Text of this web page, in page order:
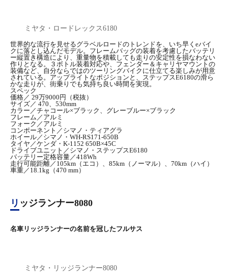
ミヤタ・ロードレックス6180
世界的な流行を見せるグラベルロードのトレンドを、いち早くeバイ
クに落とし込んだモデル。フレームバッグの装着を考慮したバッテリ
ー縦置き構造により、重量物を積載しても走りの安定性を損なわない
作りとなる。３ボトル装着対応や、フェンダー＆キャリヤマウントの
装備など、自分ならではのツーリングバイクに仕立てる楽しみが用意
されている。アップライトなポジションと、ステップスE6180の滑ら
かな走りが、街乗りでも気持ち良い時間を実現。
スペック
価格／ 29万9000円（税抜）
サイズ／ 470、530mm
カラー／チャコール×ブラック、グレーブルー×ブラック
フレーム／アルミ
フォーク／アルミ
コンポーネント／シマノ・ティアグラ
ホイール／シマノ・WH-RS171-650B
タイヤ／ケンダ・K-1152 650B×45C
ドライブユニット／シマノ・ステップスE6180
バッテリー定格容量／418Wh
走行可能距離／105km（エコ）、85km（ノーマル）、70km（ハイ）
車重／18.1kg（470 mm）
リッジランナー8080
名車リッジランナーの名前を冠したフルサス
ミヤタ・リッジランナー8080